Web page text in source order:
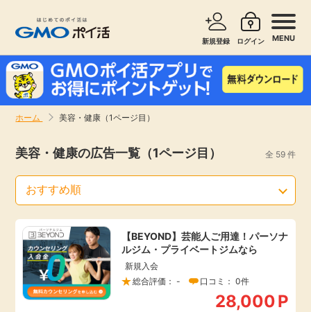
新規登録 ログイン MENU
ホーム 美容・健康（1ページ目）
無料
即日還元
サービスで探す ショッピングで探す
旅行・レンタカー
無料サービス
エンタメ
クレジットカード
暮らし
美容・健康の広告一覧（1ページ目） 全 59 件
【BEYOND】芸能人ご用達！パーソナ
ルジム・プライベートジムなら
新規入会
総合評価： -
口コミ： 0件
28,000P